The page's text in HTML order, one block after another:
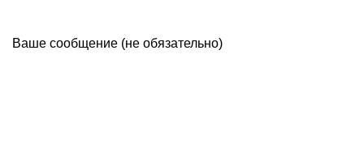
Ваше сообщение (не обязательно)